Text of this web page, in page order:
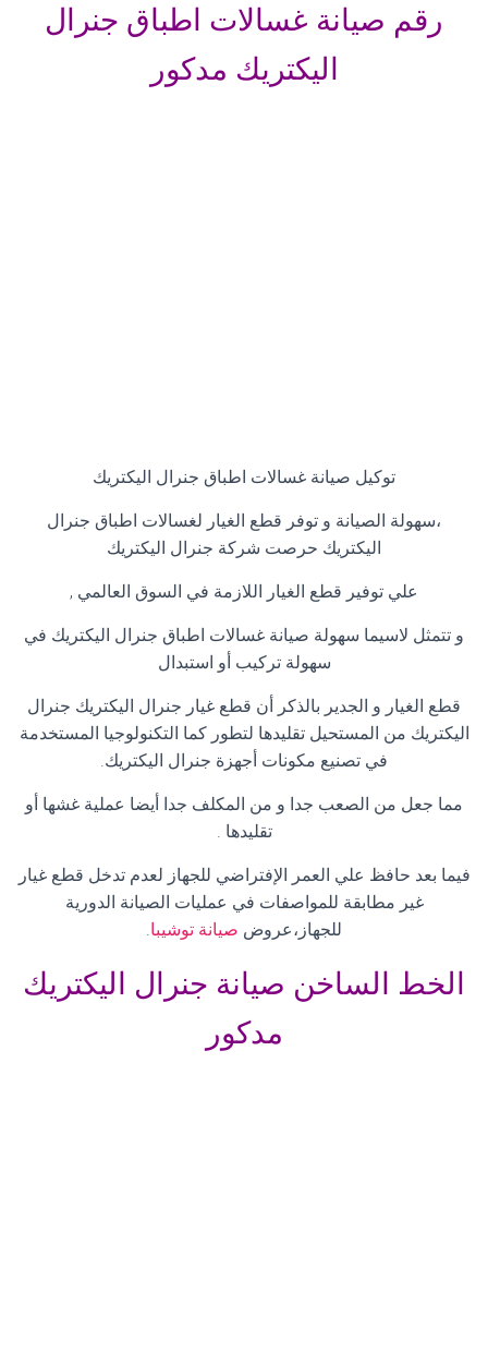
رقم صيانة غسالات اطباق جنرال
اليكتريك مدكور
توكيل صيانة غسالات اطباق جنرال اليكتريك
،سهولة الصيانة و توفر قطع الغيار لغسالات اطباق جنرال
اليكتريك حرصت شركة جنرال اليكتريك
علي توفير قطع الغيار اللازمة في السوق العالمي ,
و تتمثل لاسيما سهولة صيانة غسالات اطباق جنرال اليكتريك في
سهولة تركيب أو استبدال
قطع الغيار و الجدير بالذكر أن قطع غيار جنرال اليكتريك جنرال
اليكتريك من المستحيل تقليدها لتطور كما التكنولوجيا المستخدمة
في تصنيع مكونات أجهزة جنرال اليكتريك.
مما جعل من الصعب جدا و من المكلف جدا أيضا عملية غشها أو
تقليدها .
فيما بعد حافظ علي العمر الإفتراضي للجهاز لعدم تدخل قطع غيار
غير مطابقة للمواصفات في عمليات الصيانة الدورية
للجهاز،عروض صيانة توشيبا.
الخط الساخن صيانة جنرال اليكتريك
مدكور